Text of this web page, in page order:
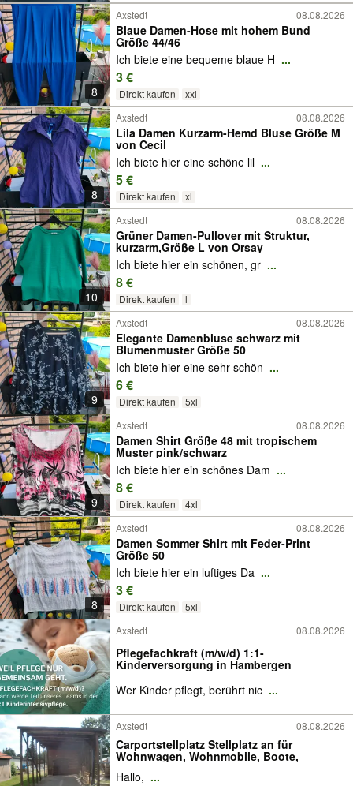
8
Axstedt 08.08.2026
Blaue Damen-Hose mit hohem Bund
Größe 44/46
Ich biete eine bequeme blaue H ...
3 €
Direkt kaufen xxl
8
Axstedt 08.08.2026
Lila Damen Kurzarm-Hemd Bluse Größe M
von Cecil
Ich biete hier eine schöne lil ...
5 €
Direkt kaufen xl
10
Axstedt 08.08.2026
Grüner Damen-Pullover mit Struktur,
kurzarm,Größe L von Orsay
Ich biete hier ein schönen, gr ...
8 €
Direkt kaufen l
9
Axstedt 08.08.2026
Elegante Damenbluse schwarz mit
Blumenmuster Größe 50
Ich biete hier eine sehr schön ...
6 €
Direkt kaufen 5xl
9
Axstedt 08.08.2026
Damen Shirt Größe 48 mit tropischem
Muster pink/schwarz
Ich biete hier ein schönes Dam ...
8 €
Direkt kaufen 4xl
8
Axstedt 08.08.2026
Damen Sommer Shirt mit Feder-Print
Größe 50
Ich biete hier ein luftiges Da ...
3 €
Direkt kaufen
5xl
Axstedt
08.08.2026
Pflegefachkraft (m/w/d) 1:1-
Kinderversorgung in Hambergen
Wer Kinder pflegt, berührt nic ...
Axstedt 08.08.2026
Carportstellplatz Stellplatz an für
Wohnwagen, Wohnmobile, Boote,
Hallo, ...